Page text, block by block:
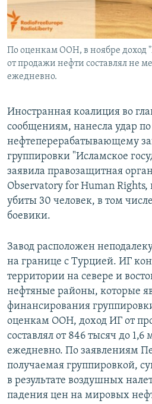
По оценкам ООН, в ноябре доход
от продажи нефти составлял не
ежедневно.
Иностранная коалиция во
сообщениям, нанесла удар по
нефтеперерабатывающему
группировки "Исламское
заявила правозащитная
Observatory for Human Rights,
убиты 30 человек, в том
боевики.
Завод расположен
на границе с Турцией. ИГ
территории на севере и
нефтяные районы, которые
финансирования
оценкам ООН, доход ИГ от
составлял от 846 тысяч до
ежедневно. По заявлениям
получаемая группировкой,
в результате воздушных
падения цен на мировых